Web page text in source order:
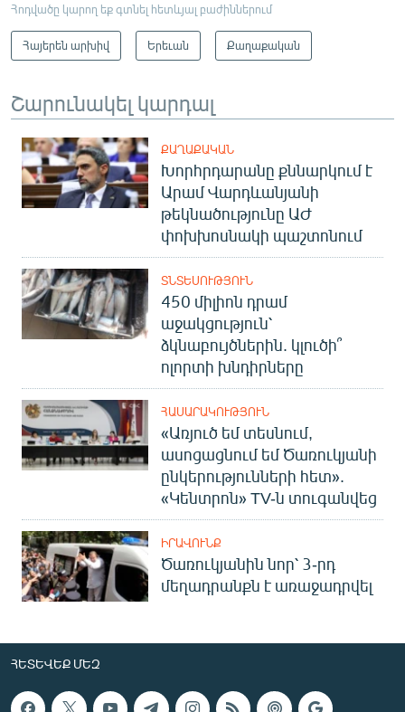
Հոդվածը կարող եք գտնել հետևյալ բաժիններում
Հայերեն արխիվ Երեւան Քաղաքական
Շարունակել կարդալ
ՔԱՂԱՔԱԿԱՆ
Խորհրդարանը քննարկում է
Արամ Վարդևանյանի
թեկնածությունը ԱԺ
փոխխոսնակի պաշտոնում
ՏՆՏԵՍՈՒԹՅՈՒՆ
450 միլիոն դրամ
աջակցություն՝
ձկնաբույծներին. կլուծի՞
ոլորտի խնդիրները
ՀԱՍԱՐԱԿՈՒԹՅՈՒՆ
«Առյուծ եմ տեսնում,
ասոցացնում եմ Ծառուկյանի
ընկերությունների հետ».
«Կենտրոն» TV-ն տուգանվեց
ԻՐԱՎՈՒՆՔ
Ծառուկյանին նոր՝ 3-րդ
մեղադրանքն է առաջադրվել
ՀԵՏԵՎԵՔ ՄԵԶ